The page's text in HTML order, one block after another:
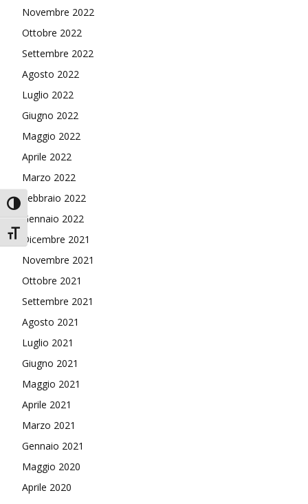
Attiva/disattiva alto contrasto
Attiva/disattiva dimensione testo
Novembre 2022
Ottobre 2022
Settembre 2022
Agosto 2022
Luglio 2022
Giugno 2022
Maggio 2022
Aprile 2022
Marzo 2022
Febbraio 2022
Gennaio 2022
Dicembre 2021
Novembre 2021
Ottobre 2021
Settembre 2021
Agosto 2021
Luglio 2021
Giugno 2021
Maggio 2021
Aprile 2021
Marzo 2021
Gennaio 2021
Maggio 2020
Aprile 2020